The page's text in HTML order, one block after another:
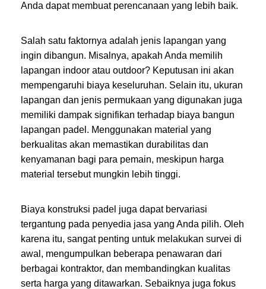
Anda dapat membuat perencanaan yang lebih baik.
Salah satu faktornya adalah jenis lapangan yang
ingin dibangun. Misalnya, apakah Anda memilih
lapangan indoor atau outdoor? Keputusan ini akan
mempengaruhi biaya keseluruhan. Selain itu, ukuran
lapangan dan jenis permukaan yang digunakan juga
memiliki dampak signifikan terhadap biaya bangun
lapangan padel. Menggunakan material yang
berkualitas akan memastikan durabilitas dan
kenyamanan bagi para pemain, meskipun harga
material tersebut mungkin lebih tinggi.
Biaya konstruksi padel juga dapat bervariasi
tergantung pada penyedia jasa yang Anda pilih. Oleh
karena itu, sangat penting untuk melakukan survei di
awal, mengumpulkan beberapa penawaran dari
berbagai kontraktor, dan membandingkan kualitas
serta harga yang ditawarkan. Sebaiknya juga fokus